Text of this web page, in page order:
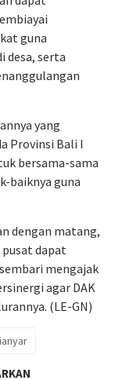
guna
desa, serta
yang
Provinsi Bali I
bersama-sama
baiknya guna
dengan matang,
dapat
mengajak
agar DAK
(LE-GN)